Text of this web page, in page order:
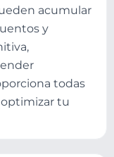
acumular
y
todas
optimizar tu